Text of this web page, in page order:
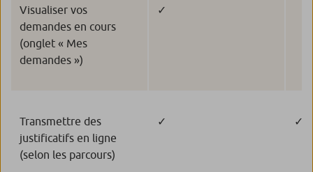
Visualiser vos
demandes en cours
(onglet « Mes
demandes »)
✓
Transmettre des
justificatifs en ligne
(selon les parcours)
✓ ✓